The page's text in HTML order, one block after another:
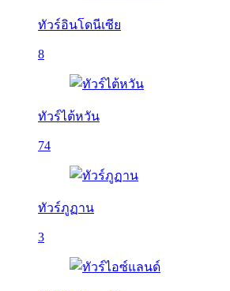
ทัวร์อินโดนีเซีย
8
ทัวร์ไต้หวัน
74
ทัวร์ภูฏาน
3